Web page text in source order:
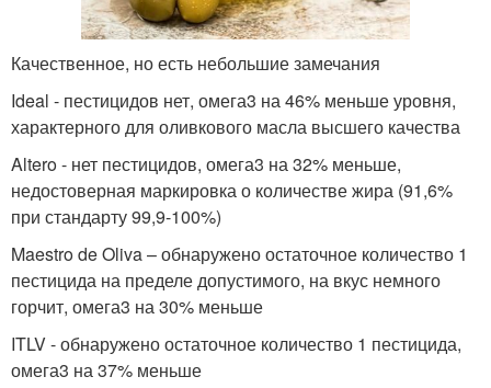
Качественное, но есть небольшие замечания
Ideal - пестицидов нет, омега3 на 46% меньше уровня,
характерного для оливкового масла высшего качества
Altero - нет пестицидов, омега3 на 32% меньше,
недостоверная маркировка о количестве жира (91,6%
при стандарту 99,9-100%)
Maestro de Oliva – обнаружено остаточное количество 1
пестицида на пределе допустимого, на вкус немного
горчит, омега3 на 30% меньше
ITLV - обнаружено остаточное количество 1 пестицида,
омега3 на 37% меньше